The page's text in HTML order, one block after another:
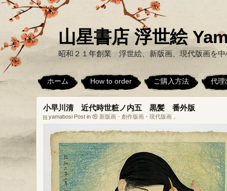
山星書店 浮世絵
昭和２１年創業 浮世絵、新版画、現代版画を
ホーム How to order ご購入方法 代理
小早川清 近代時世粧ノ内五 黒髪 番外版
yamabosi Post in ⑯ 新版画・創作版画・現代版画 ，